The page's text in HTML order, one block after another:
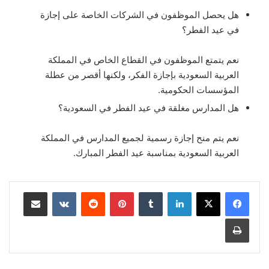
هل يحصل الموظفون في الشركات الخاصة على إجازة
في عيد الفطر؟
نعم يتمتع الموظفون في القطاع الخاص في المملكة
العربية السعودية بإجازة الفكر، ولكنها أقصر من عطلة
المؤسسات الحكومية.
هل المدارس مغلقة في عيد الفطر في السعودية؟
نعم يتم منح إجازة رسمية لجميع المدارس في المملكة
العربية السعودية بمناسبة عيد الفطر المبارك.
لينكدإن بينتيريست مشاركة عبر البريد
طباعة